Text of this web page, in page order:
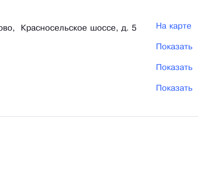
Красносельское шоссе, д. 5 На карте
Показать
Показать
Показать